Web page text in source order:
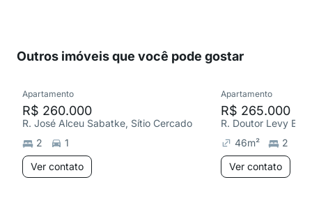
Outros imóveis que você pode gostar
Apartamento
R$ 260.000
R. José Alceu Sabatke, Sítio Cercado
2
1
Ver contato
Apartamento
R$ 265.000
46m² 2
Ver contato